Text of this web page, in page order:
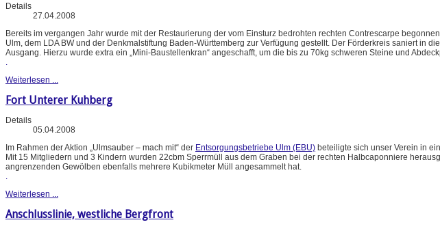
Details
27.04.2008
Bereits im vergangen Jahr wurde mit der Restaurierung der vom Einsturz bedrohten rechten Contrescarpe
Ulm, dem LDA BW und der Denkmalstiftung Baden-Württemberg zur Verfügung gestellt. Der Förderkreis saniert in
Ausgang. Hierzu wurde extra ein „Mini-Baustellenkran“ angeschafft, um die bis zu 70kg schweren Steine und
Weiterlesen ...
Fort Unterer Kuhberg
Details
05.04.2008
Im Rahmen der Aktion „Ulmsauber – mach mit“ der Entsorgungsbetriebe Ulm (EBU) beteiligte sich unser Verein in
Mit 15 Mitgliedern und 3 Kindern wurden 22cbm Sperrmüll aus dem Graben bei der rechten Halbcaponniere
angrenzenden Gewölben ebenfalls mehrere Kubikmeter Müll angesammelt hat.
Weiterlesen ...
Anschlusslinie, westliche Bergfront